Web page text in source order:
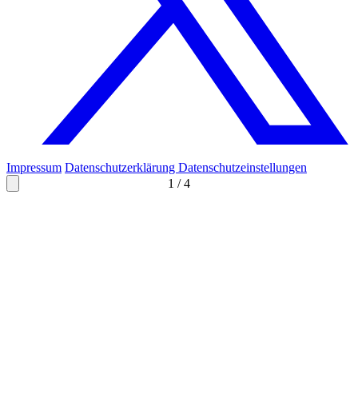
1 /4
Impressum Datenschutzerklärung Datenschutzeinstellungen